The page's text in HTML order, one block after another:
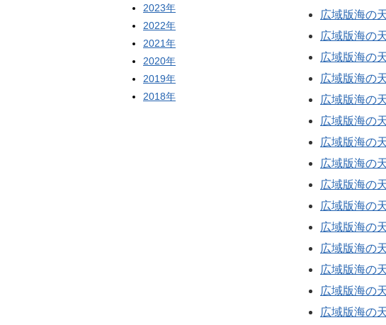
広域版海の
広域版海の
広域版海の
広域版海の
広域版海の
広域版海の
広域版海の
広域版海の
広域版海の
広域版海の
広域版海の
広域版海の
広域版海の
広域版海の
広域版海の
2023年
2022年
2021年
2020年
2019年
2018年